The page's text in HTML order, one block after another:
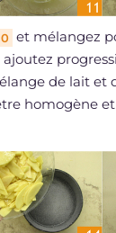
et mélangez
de lait et
homogène et